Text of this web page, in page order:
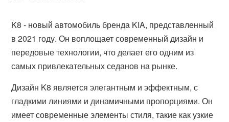
K8 - новый автомобиль бренда KIA, представленный
в 2021 году. Он воплощает современный дизайн и
передовые технологии, что делает его одним из
самых привлекательных седанов на рынке.
Дизайн K8 является элегантным и эффектным, с
гладкими линиями и динамичными пропорциями. Он
имеет современные элементы стиля, такие как узкие